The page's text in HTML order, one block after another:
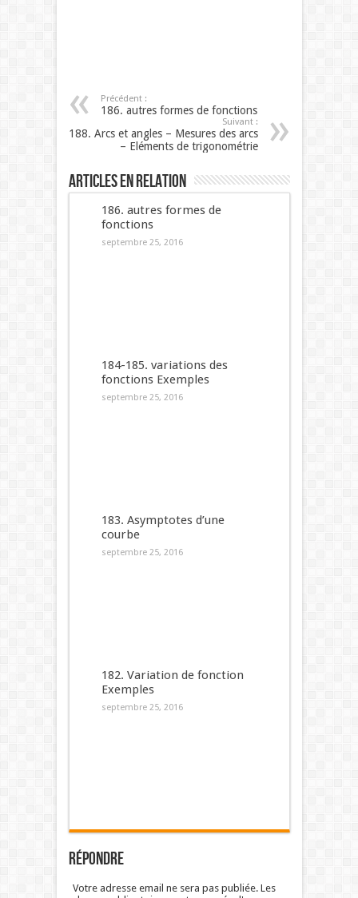
Précédent :
186. autres formes de fonctions
Suivant :
188. Arcs et angles – Mesures des arcs
– Eléments de trigonométrie
Articles en relation
186. autres formes de
fonctions
septembre 25, 2016
184-185. variations des
fonctions Exemples
septembre 25, 2016
183. Asymptotes d’une
courbe
septembre 25, 2016
182. Variation de fonction
Exemples
septembre 25, 2016
Répondre
Votre adresse email ne sera pas publiée. Les